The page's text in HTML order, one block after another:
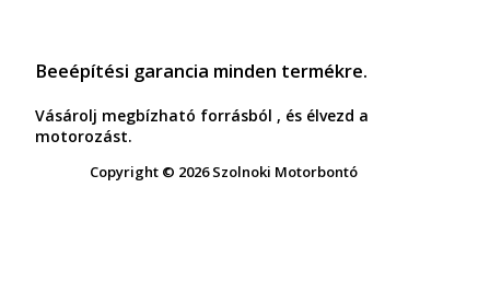
Beeépítési garancia minden termékre.
Vásárolj megbízható forrásból , és élvezd a
motorozást.
Copyright © 2026 Szolnoki Motorbontó